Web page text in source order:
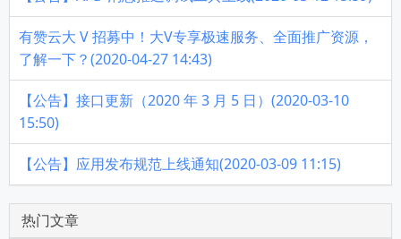
有赞云大 V 招募中！大V专享极速服务、全面推广资源，
了解一下？(2020-04-27 14:43)
【公告】接口更新（2020 年 3 月 5 日）(2020-03-10
15:50)
【公告】应用发布规范上线通知(2020-03-09 11:15)
热门文章